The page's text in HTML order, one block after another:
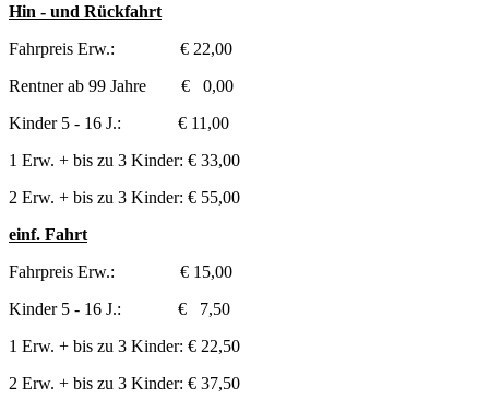
Hin - und Rückfahrt
Fahrpreis Erw.: € 22,00
Rentner ab 99 Jahre € 0,00
Kinder 5 - 16 J.: € 11,00
1 Erw. + bis zu 3 Kinder: € 33,00
2 Erw. + bis zu 3 Kinder: € 55,00
einf. Fahrt
Fahrpreis Erw.: € 15,00
Kinder 5 - 16 J.: € 7,50
1 Erw. + bis zu 3 Kinder: € 22,50
2 Erw. + bis zu 3 Kinder: € 37,50